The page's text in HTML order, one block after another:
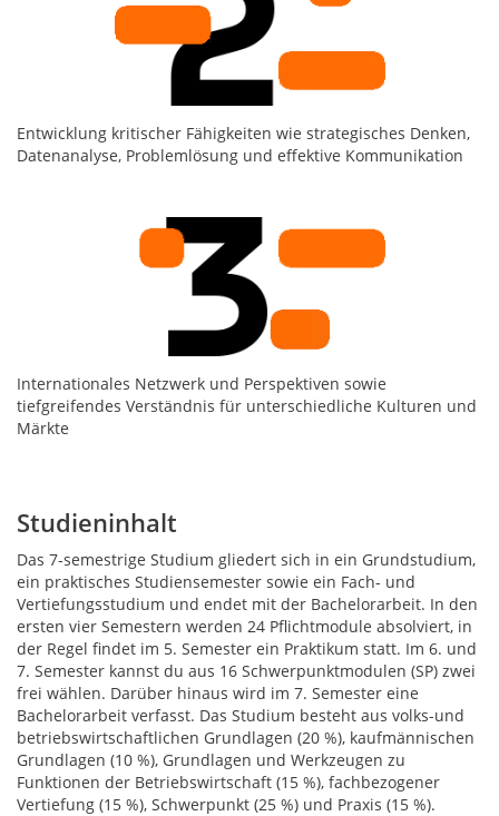
Entwicklung kritischer Fähigkeiten wie strategisches Denken,
Datenanalyse, Problemlösung und effektive Kommunikation
Internationales Netzwerk und Perspektiven sowie
tiefgreifendes Verständnis für unterschiedliche Kulturen und
Märkte
Studieninhalt
Das 7-semestrige Studium gliedert sich in ein Grundstudium,
ein praktisches Studiensemester sowie ein Fach- und
Vertiefungsstudium und endet mit der Bachelorarbeit. In den
ersten vier Semestern werden 24 Pflichtmodule absolviert, in
der Regel findet im 5. Semester ein Praktikum statt. Im 6. und
7. Semester kannst du aus 16 Schwerpunktmodulen (SP) zwei
frei wählen. Darüber hinaus wird im 7. Semester eine
Bachelorarbeit verfasst. Das Studium besteht aus volks-und
betriebswirtschaftlichen Grundlagen (20 %), kaufmännischen
Grundlagen (10 %), Grundlagen und Werkzeugen zu
Funktionen der Betriebswirtschaft (15 %), fachbezogener
Vertiefung (15 %), Schwerpunkt (25 %) und Praxis (15 %).